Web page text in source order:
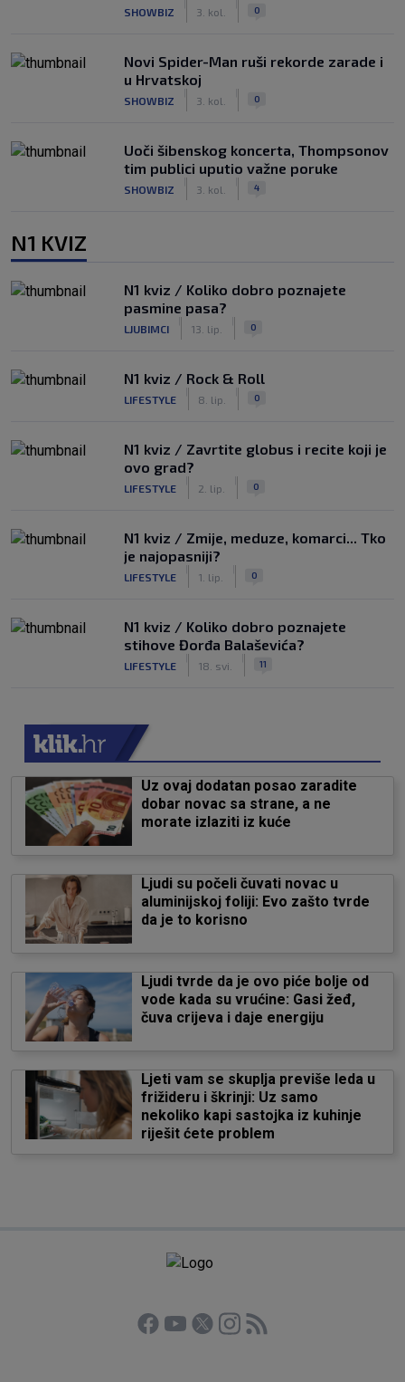
SHOWBIZ 3. kol. 0
Novi Spider-Man ruši rekorde zarade i
u Hrvatskoj
SHOWBIZ 3. kol. 0
Uoči šibenskog koncerta, Thompsonov
tim publici uputio važne poruke
SHOWBIZ 3. kol. 4
N1 KVIZ
N1 kviz / Koliko dobro poznajete
pasmine pasa?
LJUBIMCI 13. lip. 0
N1 kviz / Rock & Roll
LIFESTYLE 8. lip. 0
N1 kviz / Zavrtite globus i recite koji je
ovo grad?
LIFESTYLE 2. lip. 0
N1 kviz / Zmije, meduze, komarci... Tko
je najopasniji?
LIFESTYLE 1. lip. 0
N1 kviz / Koliko dobro poznajete
stihove Đorđa Balaševića?
LIFESTYLE 18. svi. 11
Uz ovaj dodatan posao zaradite
dobar novac sa strane, a ne
morate izlaziti iz kuće
Ljudi su počeli čuvati novac u
aluminijskoj foliji: Evo zašto tvrde
da je to korisno
Ljudi tvrde da je ovo piće bolje od
vode kada su vrućine: Gasi žeđ,
čuva crijeva i daje energiju
Ljeti vam se skuplja previše leda u
frižideru i škrinji: Uz samo
nekoliko kapi sastojka iz kuhinje
riješit ćete problem